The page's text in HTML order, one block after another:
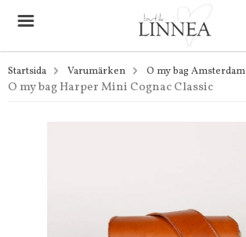
Startsida Varumärken O my bag Amsterdam
O my bag Harper Mini Cognac Classic